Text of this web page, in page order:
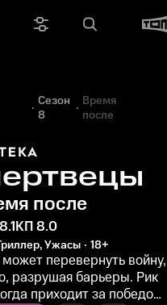
Сезон
8
Время
после
после
КП 8.0
Ужасы 18+
перевернуть войну,
разрушая барьеры. Рик
приходит за победой,